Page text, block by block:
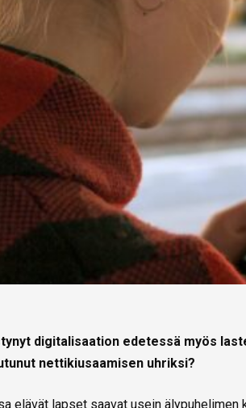
digitalisaation edetessä myös
nettikiusaamisen uhriksi?
elävät lapset saavat usein älypuhelimen